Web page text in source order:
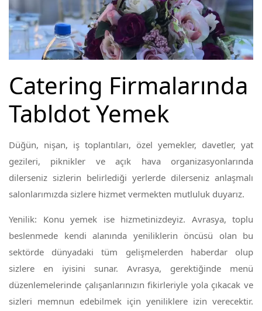
Catering Firmalarında
Tabldot Yemek
Düğün, nişan, iş toplantıları, özel yemekler, davetler, yat
gezileri, piknikler ve açık hava organizasyonlarında
dilerseniz sizlerin belirlediği yerlerde dilerseniz anlaşmalı
salonlarımızda sizlere hizmet vermekten mutluluk duyarız.
Yenilik: Konu yemek ise hizmetinizdeyiz. Avrasya, toplu
beslenmede kendi alanında yeniliklerin öncüsü olan bu
sektörde dünyadaki tüm gelişmelerden haberdar olup
sizlere en iyisini sunar. Avrasya, gerektiğinde menü
düzenlemelerinde çalışanlarınızın fikirleriyle yola çıkacak ve
sizleri memnun edebilmek için yeniliklere izin verecektir.